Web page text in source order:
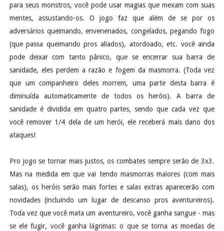
para seus monstros, você pode usar magias que mexam com suas
mentes, assustando-os. O jogo faz que além de se por os
adversários queimando, envenenados, congelados, pegando fogo
(que passa queimando pros aliados), atordoado, etc. você ainda
pode deixar com tanto pânico, que se encerrar sua barra de
sanidade, eles perdem a razão e fogem da masmorra. (Toda vez
que um companheiro deles morrem, uma parte desta barra é
diminuída automaticamente de todos os heróis). A barra de
sanidade é dividida em quatro partes, sendo que cada vez que
você remover 1/4 dela de um herói, ele receberá mais dano dos
ataques!
Pro jogo se tornar mais justos, os combates sempre serão de 3x3.
Mas na medida em que vai tendo masmorras maiores (com mais
salas), os heróis serão mais fortes e salas extras aparecerão com
novidades (incluindo um lugar de descanso pros aventureiros).
Toda vez que você mata um aventureiro, você ganha sangue - mas
se ele fugir, você ganha lágrimas: o que se torna as moedas de